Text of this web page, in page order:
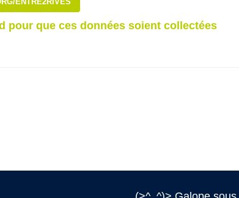
pour que ces données soient collectées